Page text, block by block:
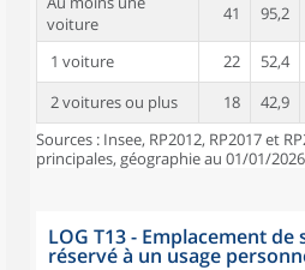
voiture
41 95,2
1 voiture 22 52,4
2 voitures ou plus
18 42,9
Sources : Insee, RP2012, RP2017 et
principales, géographie au 01/01/
LOG T13 - Emplacement
réservé à un usage